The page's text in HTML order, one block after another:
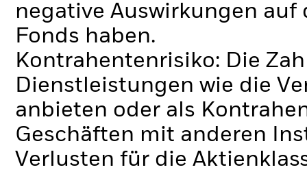
negative Auswirkungen
Fonds haben.
Kontrahentenrisiko: Die
Dienstleistungen wie die
anbieten oder als
Geschäften mit anderen
Verlusten für die